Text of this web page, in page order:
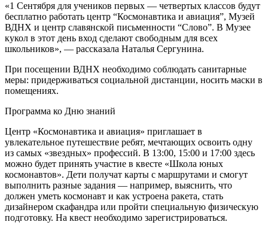
«1 Сентября для учеников первых — четвертых классов будут
бесплатно работать центр “Космонавтика и авиация”, Музей
ВДНХ и центр славянской письменности “Слово”. В Музее
кукол в этот день вход сделают свободным для всех
школьников», — рассказала Наталья Сергунина.
При посещении ВДНХ необходимо соблюдать санитарные
меры: придерживаться социальной дистанции, носить маски в
помещениях.
Программа ко Дню знаний
Центр «Космонавтика и авиация» приглашает в
увлекательное путешествие ребят, мечтающих освоить одну
из самых «звездных» профессий. В 13:00, 15:00 и 17:00 здесь
можно будет принять участие в квесте «Школа юных
космонавтов». Дети получат карты с маршрутами и смогут
выполнить разные задания — например, выяснить, что
должен уметь космонавт и как устроена ракета, стать
дизайнером скафандра или пройти специальную физическую
подготовку. На квест необходимо зарегистрироваться.